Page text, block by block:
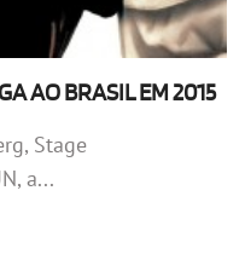
AO BRASIL EM 2015
Stage
a...